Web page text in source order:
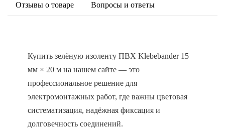
Отзывы о товаре Вопросы и ответы
Купить зелёную изоленту ПВХ Klebebander 15
мм × 20 м на нашем сайте — это
профессиональное решение для
электромонтажных работ, где важны цветовая
систематизация, надёжная фиксация и
долговечность соединений.